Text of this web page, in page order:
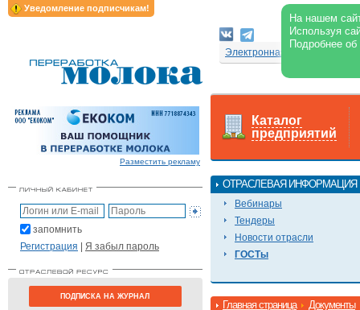
Уведомление подписчикам!
На нашем
Используя
Подробнее
Электронная версия
Разместить рекламу
запомнить
Регистрация | Я забыл пароль
ПОДПИСКА НА ЖУРНАЛ
Каталог
предприятий
ОТРАСЛЕВАЯ ИНФОРМАЦИЯ
Вебинары
Тендеры
Новости отрасли
ГОСТы
Главная страница Документы